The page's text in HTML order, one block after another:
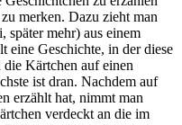
merken. Dazu zieht man
später mehr) aus einem
eine Geschichte, in der diese
Kärtchen auf einen
ist dran. Nachdem auf
erzählt hat, nimmt man
verdeckt an die im